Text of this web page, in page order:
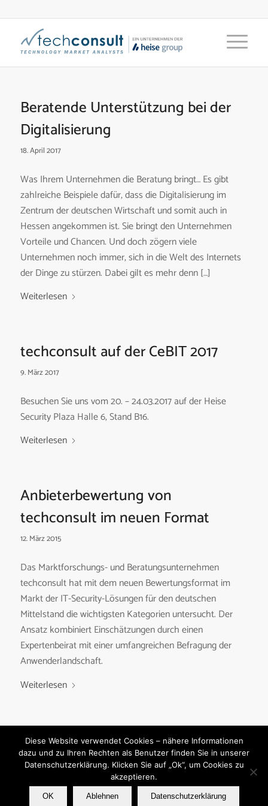
Beratende Unterstützung bei der
Digitalisierung
18. April 2017
Was Ihrem Unternehmen die Beratung bringt… Es gibt
zahlreiche Beispiele dafür, dass die Digitalisierung im
Zentrum der deutschen Wirtschaft und somit auch in
Hessen angekommen ist. Sie bringt den Unternehmen
Vorteile und Chancen. Und doch zögern viele
Unternehmen noch immer, sich in die Welt des Internets
der Dinge zu stürzen. Dabei gilt es mehr denn […]
Weiterlesen
techconsult auf der CeBIT 2017
9. März 2017
Besuchen Sie uns vom 20. – 24.03.2017 auf der Heise
Security Plaza Halle 6, Stand B16.
Weiterlesen
Anbieterbewertung von
techconsult im neuen Format
12. März 2015
Das Marktforschungs- und Beratungsunternehmen
techconsult hat mit dem neuen Bewertungsformat im
Markt der IT-Security-Lösungen für den deutschen
Mittelstand die wichtigsten Kategorien untersucht. Der
Ansatz kombiniert Einschätzungen durch einen
Expertenbeirat mit einer umfangreichen Befragung der
Anwenderlandschaft.
Weiterlesen
© Copyright - techconsult GmbH
Diese Website verwendet Cookies – nähere Informationen
dazu und zu Ihren Rechten als Benutzer finden Sie in unserer
Datenschutzerklärung. Klicken Sie auf „Ok“, um Cookies zu
akzeptieren.
OK Ablehnen Datenschutzerklärung